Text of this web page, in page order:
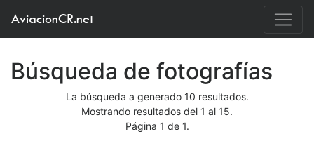
AviacionCR.net
Búsqueda de fotografías
La búsqueda a generado 10 resultados.
Mostrando resultados del 1 al 15.
Página 1 de 1.